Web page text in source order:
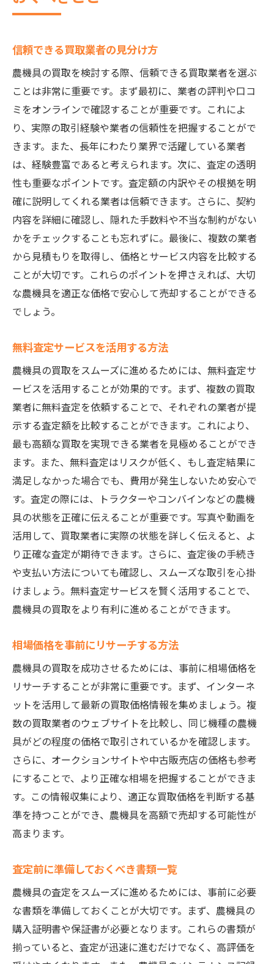
信頼できる買取業者の見分け方
農機具の買取を検討する際、信頼できる買取業者を選ぶ
ことは非常に重要です。まず最初に、業者の評判や口コ
ミをオンラインで確認することが重要です。これによ
り、実際の取引経験や業者の信頼性を把握することがで
きます。また、長年にわたり業界で活躍している業者
は、経験豊富であると考えられます。次に、査定の透明
性も重要なポイントです。査定額の内訳やその根拠を明
確に説明してくれる業者は信頼できます。さらに、契約
内容を詳細に確認し、隠れた手数料や不当な制約がない
かをチェックすることも忘れずに。最後に、複数の業者
から見積もりを取得し、価格とサービス内容を比較する
ことが大切です。これらのポイントを押さえれば、大切
な農機具を適正な価格で安心して売却することができる
でしょう。
無料査定サービスを活用する方法
農機具の買取をスムーズに進めるためには、無料査定サ
ービスを活用することが効果的です。まず、複数の買取
業者に無料査定を依頼することで、それぞれの業者が提
示する査定額を比較することができます。これにより、
最も高額な買取を実現できる業者を見極めることができ
ます。また、無料査定はリスクが低く、もし査定結果に
満足しなかった場合でも、費用が発生しないため安心で
す。査定の際には、トラクターやコンバインなどの農機
具の状態を正確に伝えることが重要です。写真や動画を
活用して、買取業者に実際の状態を詳しく伝えると、よ
り正確な査定が期待できます。さらに、査定後の手続き
や支払い方法についても確認し、スムーズな取引を心掛
けましょう。無料査定サービスを賢く活用することで、
農機具の買取をより有利に進めることができます。
相場価格を事前にリサーチする方法
農機具の買取を成功させるためには、事前に相場価格を
リサーチすることが非常に重要です。まず、インターネ
ットを活用して最新の買取価格情報を集めましょう。複
数の買取業者のウェブサイトを比較し、同じ機種の農機
具がどの程度の価格で取引されているかを確認します。
さらに、オークションサイトや中古販売店の価格も参考
にすることで、より正確な相場を把握することができま
す。この情報収集により、適正な買取価格を判断する基
準を持つことができ、農機具を高額で売却する可能性が
高まります。
査定前に準備しておくべき書類一覧
農機具の査定をスムーズに進めるためには、事前に必要
な書類を準備しておくことが大切です。まず、農機具の
購入証明書や保証書が必要となります。これらの書類が
揃っていると、査定が迅速に進むだけでなく、高評価を